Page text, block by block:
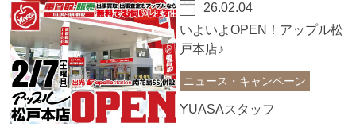
26.02.04
いよいよOPEN！アップル松
戸本店♪
ニュース・キャンペーン
YUASAスタッフ